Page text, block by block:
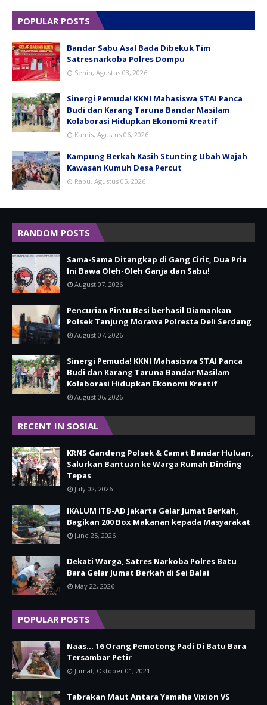
POPULAR POSTS
Bandar Sabu Asal Bada Dibekuk Tim
Satresnarkoba Polres Dompu
Senin, Agustus 03, 2026
Sinergi Pemuda! KKNI Mahasiswa STAI Panca
Budi dan Karang Taruna Bandar Masilam
Kolaborasi Hidupkan Ekonomi Kreatif
Kamis, Agustus 06, 2026
Kampung Berkah Kasih Stunting Ubah Wajah
Kawasan Kumuh Desa Percut
Rabu, Agustus 05, 2026
RANDOM POSTS
Sama-Sama Ditangkap di Gang Cirit, Dua Pria
Ini Bawa Oleh-Oleh Ganja dan Sabu!
August 07, 2026
Pencurian Pintu Besi berhasil Diamankan
Polsek Tanjung Morawa Polresta Deli Serdang
August 07, 2026
Sinergi Pemuda! KKNI Mahasiswa STAI Panca
Budi dan Karang Taruna Bandar Masilam
Kolaborasi Hidupkan Ekonomi Kreatif
August 06, 2026
RECENT IN SOSIAL
KRNS Gandeng Polsek & Camat Bandar Huluan,
Salurkan Bantuan ke Warga Rumah Dinding
Tepas
July 02, 2026
IKALUM ITB-AD Jakarta Gelar Jumat Berkah,
Bagikan 200 Box Makanan kepada Masyarakat
June 25, 2026
Dekati Warga, Satres Narkoba Polres Batu
Bara Gelar Jumat Berkah di Sei Balai
May 22, 2026
POPULAR POSTS
Naas... 16 Orang Pemotong Padi Di Batu Bara
Tersambar Petir
Jumat, Oktober 01, 2021
Tabrakan Maut Antara Yamaha Vixion VS